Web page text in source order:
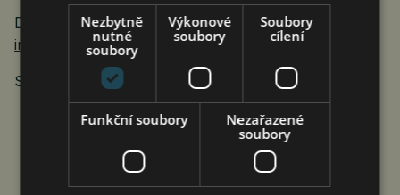
Distributor pro ČR a SR: Tygotec s.r.o.,
info@tygotec.eu,www.tygotec.cz
Sledujte nás na Instagramu:Tygotec_cz_sk
Nezbytně
nutné
soubory
Výkonové
soubory
Soubory
cílení
Funkční soubory
Nezařazené
soubory